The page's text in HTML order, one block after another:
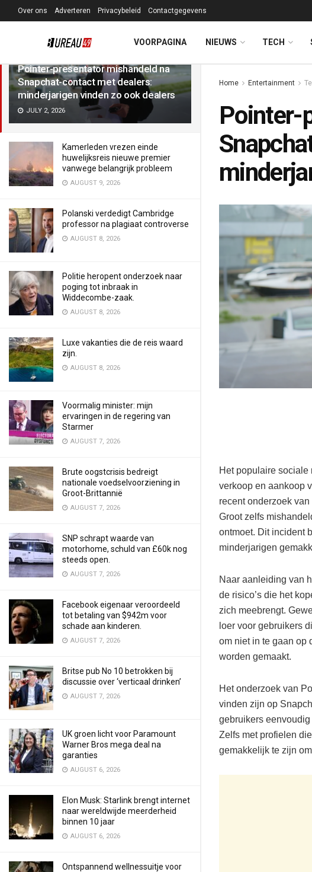
LATEST TRENDING Filter
Pointer-presentator mishandeld na
Snapchat-contact met dealers:
minderjarigen vinden zo ook dealers
JULY 2, 2026
Kamerleden vrezen einde
huwelijksreis nieuwe premier
vanwege belangrijk probleem
AUGUST 9, 2026
Polanski verdedigt Cambridge
professor na plagiaat controverse
AUGUST 8, 2026
Politie heropent onderzoek naar
poging tot inbraak in
Widdecombe-zaak.
AUGUST 8, 2026
Luxe vakanties die de reis waard
zijn.
AUGUST 8, 2026
Voormalig minister: mijn
ervaringen in de regering van
Starmer
AUGUST 7, 2026
Brute oogstcrisis bedreigt
nationale voedselvoorziening in
Groot-Brittannië
AUGUST 7, 2026
SNP schrapt waarde van
motorhome, schuld van £60k nog
steeds open.
AUGUST 7, 2026
Facebook eigenaar veroordeeld
tot betaling van $942m voor
schade aan kinderen.
AUGUST 7, 2026
Britse pub No 10 betrokken bij
discussie over ‘verticaal drinken’
AUGUST 7, 2026
UK groen licht voor Paramount
Warner Bros mega deal na
garanties
AUGUST 6, 2026
Elon Musk: Starlink brengt internet
naar wereldwijde meerderheid
binnen 10 jaar
AUGUST 6, 2026
Ontspannend wellnessuitje voor
Over ons Adverteren Privacybeleid Contactgegevens
VOORPAGINA NIEUWS TECH
Home Entertainment
Pointer-
Het populaire sociale
verkoop en aankoop
recent onderzoek
Groot zelfs
ontmoet. Dit incident
minderjarigen
Naar aanleiding van
de risico’s die het
zich meebrengt.
loer voor gebruikers
om niet in te gaan op
worden gemaakt.
Het onderzoek van
vinden zijn op
gebruikers
Zelfs met profielen
gemakkelijk te zijn